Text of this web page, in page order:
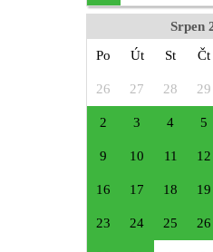
Srpen
Po
Út St Čt
26 27 28 29
2 3 4 5
9 10 11 12
16 17 18 19
23 24 25 26